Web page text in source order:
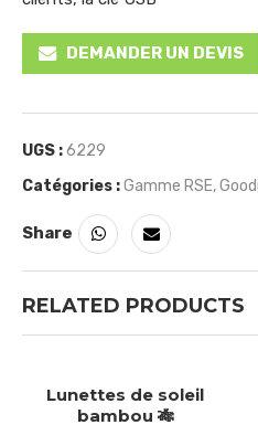
DEMANDER UN DEVIS
UGS :6229
Catégories :Gamme RSE,
Share
RELATED PRODUCTS
Lunettes de soleil
bambou 🎋